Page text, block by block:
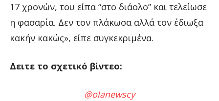
17 χρονών, του είπα “στο διάολο” και τελείωσε
η φασαρία. Δεν τον πλάκωσα αλλά τον έδιωξα
κακήν κακώς», είπε συγκεκριμένα.
Δειτε το σχετικό βίντεο:
@olanewscy